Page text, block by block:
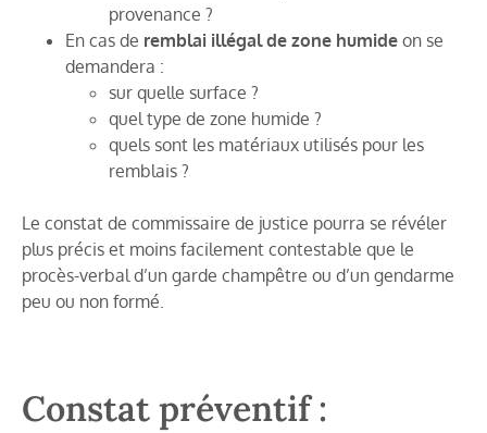
provenance ?
En cas de remblai illégal de zone humide on se
demandera :
sur quelle surface ?
quel type de zone humide ?
quels sont les matériaux utilisés pour les
remblais ?
Le constat de commissaire de justice pourra se révéler
plus précis et moins facilement contestable que le
procès-verbal d’un garde champêtre ou d’un gendarme
peu ou non formé.
Constat préventif :